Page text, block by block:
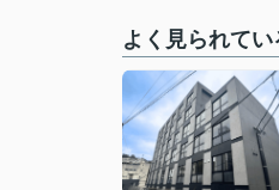
よく見られてい